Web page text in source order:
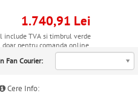
1.740,91 Lei
include TVA si timbrul verde
pentru comanda online.
Fan Courier:
Cere Info: